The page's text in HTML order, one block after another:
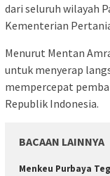
dari seluruh wilayah
Kementerian
Menurut Mentan
untuk menyerap
mempercepat
Republik Indonesia.
BACAAN LAINNYA
Menkeu Purbaya